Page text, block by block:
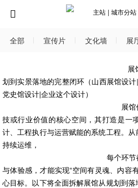
主站 | 城市分站
全部 宣传片 文化墙 展
展馆全流程服务
划到实景落地的完整闭环（山西展馆设
党史馆设计|企业这个设计）
展
技或行业价值的核心空间，其打造是一
计、工程执行与运营赋能的系统工程。
持续运维，
每个环
与体验感，才能实现“空间有灵魂、内容
心目标。以下将全面拆解展馆从规划到